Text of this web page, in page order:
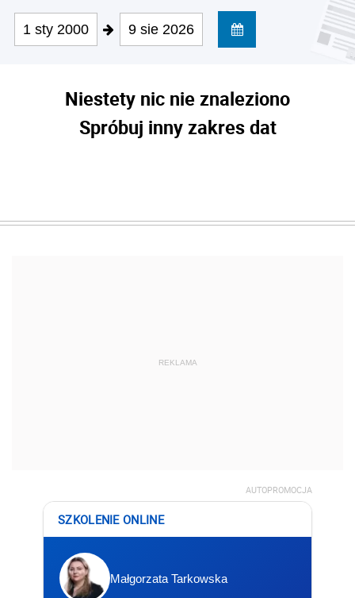
1 sty 2000 9 sie 2026
Niestety nic nie znaleziono
Spróbuj inny zakres dat
REKLAMA
AUTOPROMOCJA
SZKOLENIE ONLINE
Małgorzata Tarkowska